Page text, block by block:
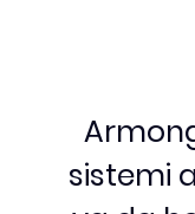
sistemi